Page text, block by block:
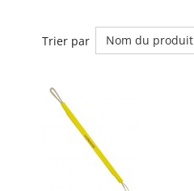
Trier par Nom du produit